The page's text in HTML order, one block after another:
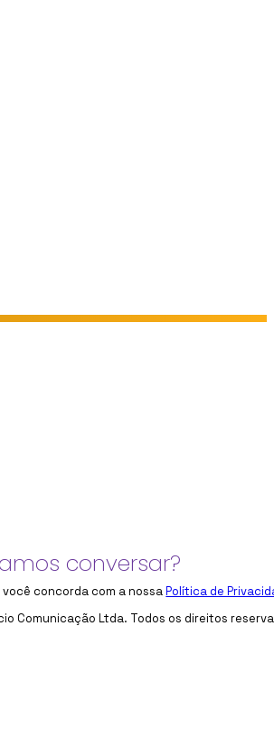
conversar?
você concorda com a nossaPolítica de
Comunicação Ltda. Todos os direitos